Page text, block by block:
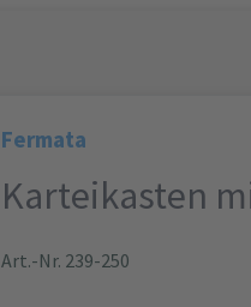
Fermata
Karteikasten
Art.-Nr. 239-250